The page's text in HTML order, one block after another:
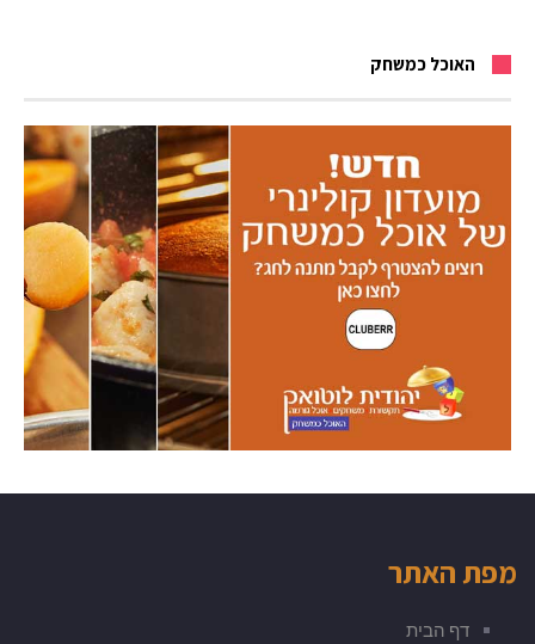
האוכל כמשחק
מפת האתר
דף הבית